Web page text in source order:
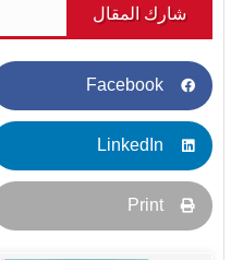
شارك المقال
Facebook
LinkedIn
Print